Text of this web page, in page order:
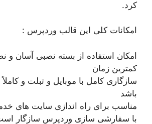
کرد.
امکانات کلی این قالب وردپرس :
امکان استفاده از بسته نصبی آسان و
کمترین زمان
سازگاری کامل با موبایل و تبلت و
باشد
مناسب برای راه اندازی سایت های
با سفارشی سازی وردپرس سازگار